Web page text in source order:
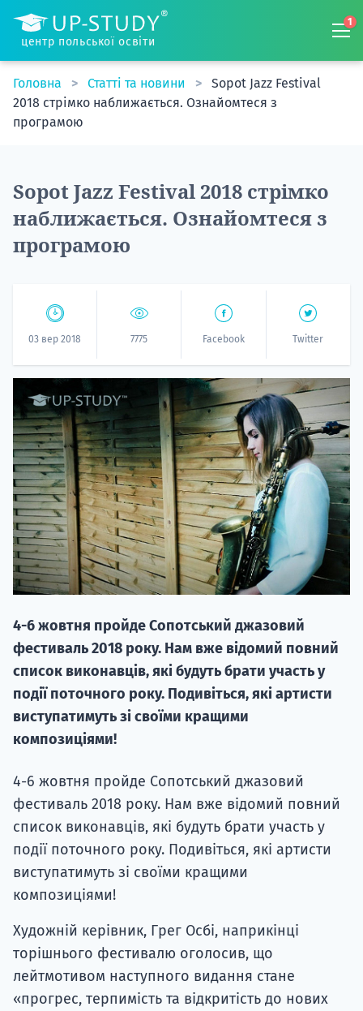
центр польської освіти
1
Головна Статті та новини
Sopot Jazz Festival
2018 стрімко наближається. Ознайомтеся з
програмою
Sopot Jazz Festival 2018 стрімко
наближається. Ознайомтеся з
програмою
03 вер 2018 7775 Facebook Twitter
4-6 жовтня пройде Сопотський джазовий
фестиваль 2018 року. Нам вже відомий повний
список виконавців, які будуть брати участь у
події поточного року. Подивіться, які артисти
виступатимуть зі своїми кращими
композиціями!
4-6 жовтня пройде Сопотський джазовий
фестиваль 2018 року. Нам вже відомий повний
список виконавців, які будуть брати участь у
події поточного року. Подивіться, які артисти
виступатимуть зі своїми кращими
композиціями!
Художній керівник, Грег Осбі, наприкінці
торішнього фестивалю оголосив, що
лейтмотивом наступного видання стане
«прогрес, терпимість та відкритість до нових
20.09
НАБІР